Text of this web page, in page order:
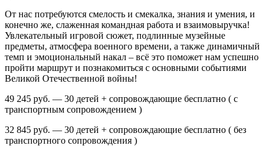
От нас потребуются смелость и смекалка, знания и умения, и
конечно же, слаженная командная работа и взаимовыручка!
Увлекательный игровой сюжет, подлинные музейные
предметы, атмосфера военного времени, а также динамичный
темп и эмоциональный накал – всё это поможет нам успешно
пройти маршрут и познакомиться с основными событиями
Великой Отечественной войны!
49 245 руб. — 30 детей + сопровождающие бесплатно ( с
транспортным сопровождением )
32 845 руб. — 30 детей + сопровождающие бесплатно ( без
транспортного сопровождения )